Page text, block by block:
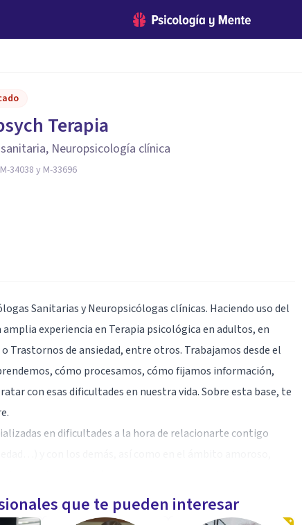
Terapia
Neuropsicología clínica
M-34038 y M-33696
Sanitarias y Neuropsicólogas clínicas. Haciendo uso del
experiencia en Terapia psicológica en adultos, en
Trastornos de ansiedad, entre otros. Trabajamos desde el
cómo procesamos, cómo fijamos información,
con esas dificultades en nuestra vida. Sobre esta base, te
en dificultades a la hora de relacionarte contigo
sin compromiso, en el que puedes conocernos,
que te pueden interesar